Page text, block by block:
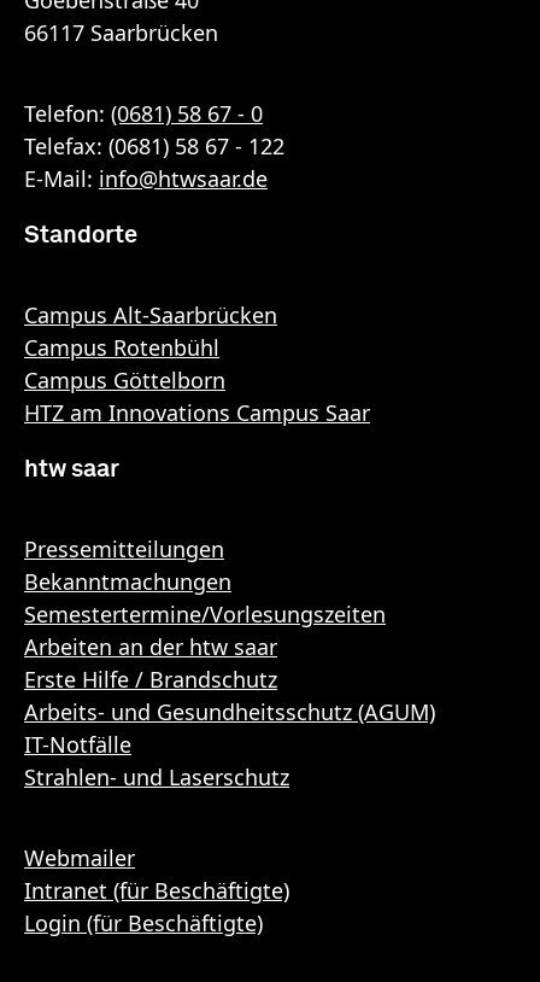
66117 Saarbrücken
Telefon: (0681) 58 67 - 0
Telefax: (0681) 58 67 - 122
E-Mail: info@htwsaar.de
Standorte
Campus Alt-Saarbrücken
Campus Rotenbühl
Campus Göttelborn
HTZ am Innovations Campus Saar
htw saar
Pressemitteilungen
Bekanntmachungen
Semestertermine/Vorlesungszeiten
Arbeiten an der htw saar
Erste Hilfe / Brandschutz
Arbeits- und Gesundheitsschutz (AGUM)
IT-Notfälle
Strahlen- und Laserschutz
Webmailer
Intranet (für Beschäftigte)
Login (für Beschäftigte)